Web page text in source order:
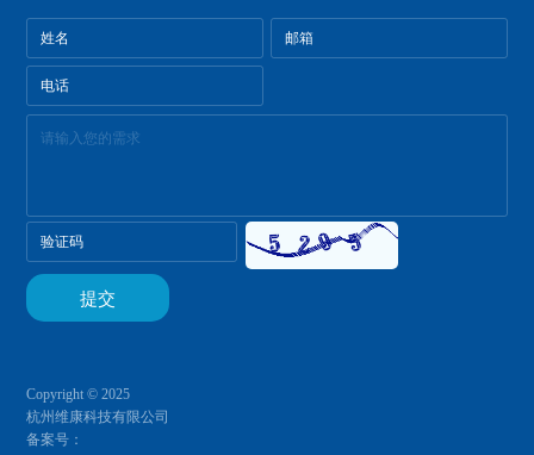
Copyright © 2025
杭州维康科技有限公司
备案号：